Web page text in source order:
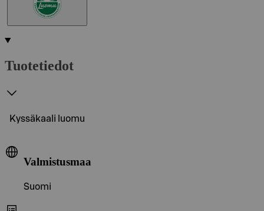
Tuotetiedot
Kyssäkaali luomu
Valmistusmaa
Suomi